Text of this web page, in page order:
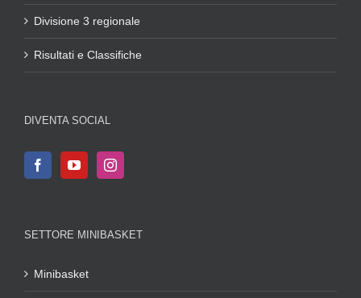
Divisione 3 regionale
Risultati e Classifiche
DIVENTA SOCIAL
SETTORE MINIBASKET
Minibasket